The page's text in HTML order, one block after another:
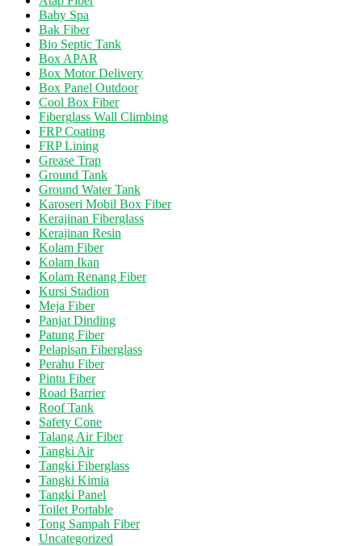
Baby Spa
Bak Fiber
Bio Septic Tank
Box APAR
Box Motor Delivery
Box Panel Outdoor
Cool Box Fiber
Fiberglass Wall Climbing
FRP Coating
FRP Lining
Grease Trap
Ground Tank
Ground Water Tank
Karoseri Mobil Box Fiber
Kerajinan Fiberglass
Kerajinan Resin
Kolam Fiber
Kolam Ikan
Kolam Renang Fiber
Kursi Stadion
Meja Fiber
Panjat Dinding
Patung Fiber
Pelapisan Fiberglass
Perahu Fiber
Pintu Fiber
Road Barrier
Roof Tank
Safety Cone
Talang Air Fiber
Tangki Air
Tangki Fiberglass
Tangki Kimia
Tangki Panel
Toilet Portable
Tong Sampah Fiber
Uncategorized